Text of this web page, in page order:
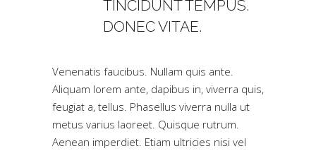
TINCIDUNT TEMPUS.
DONEC VITAE.
Venenatis faucibus. Nullam quis ante.
Aliquam lorem ante, dapibus in, viverra quis,
feugiat a, tellus. Phasellus viverra nulla ut
metus varius laoreet. Quisque rutrum.
Aenean imperdiet. Etiam ultricies nisi vel